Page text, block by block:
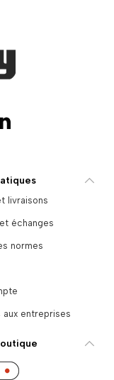
LinkedIn
livraisons
échanges
normes
aux entreprises